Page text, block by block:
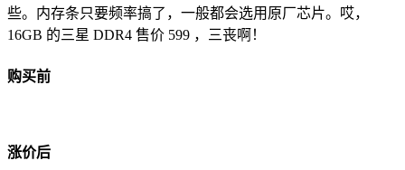
些。内存条只要频率搞了，一般都会选用原厂芯片。哎，
16GB 的三星 DDR4 售价 599 ，三丧啊！
购买前
涨价后